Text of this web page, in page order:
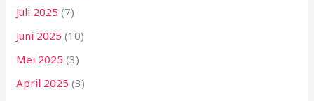
Juli 2025 (7)
Juni 2025 (10)
Mei 2025 (3)
April 2025 (3)